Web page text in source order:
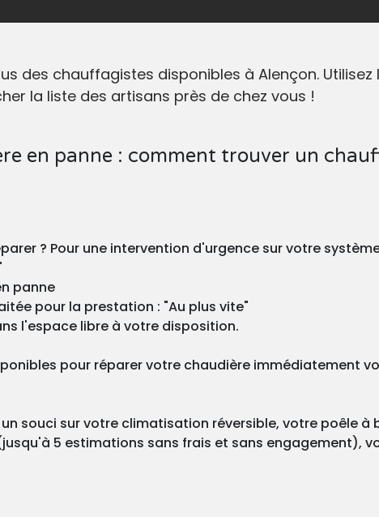
des chauffagistes disponibles à Alençon.
la liste des artisans près de chez vous !
en panne : comment trouver un
? Pour une intervention d'urgence sur votre
panne
pour la prestation : "Au plus vite"
l'espace libre à votre disposition.
pour réparer votre chaudière immédiatement
souci sur votre climatisation réversible, votre poêle
5 estimations sans frais et sans engagement),